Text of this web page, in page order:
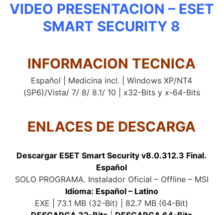
VIDEO PRESENTACION – ESET
SMART SECURITY 8
INFORMACION TECNICA
Español | Medicina incl. | Windows XP/NT4
(SP6)/Vista/ 7/ 8/ 8.1/ 10 | x32-Bits y x-64-Bits
ENLACES DE DESCARGA
Descargar ESET Smart Security v8.0.312.3 Final.
Español
SOLO PROGRAMA. Instalador Oficial – Offline – MSI
Idioma: Español – Latino
EXE | 73.1 MB (32-Bit) | 82.7 MB (64-Bit)